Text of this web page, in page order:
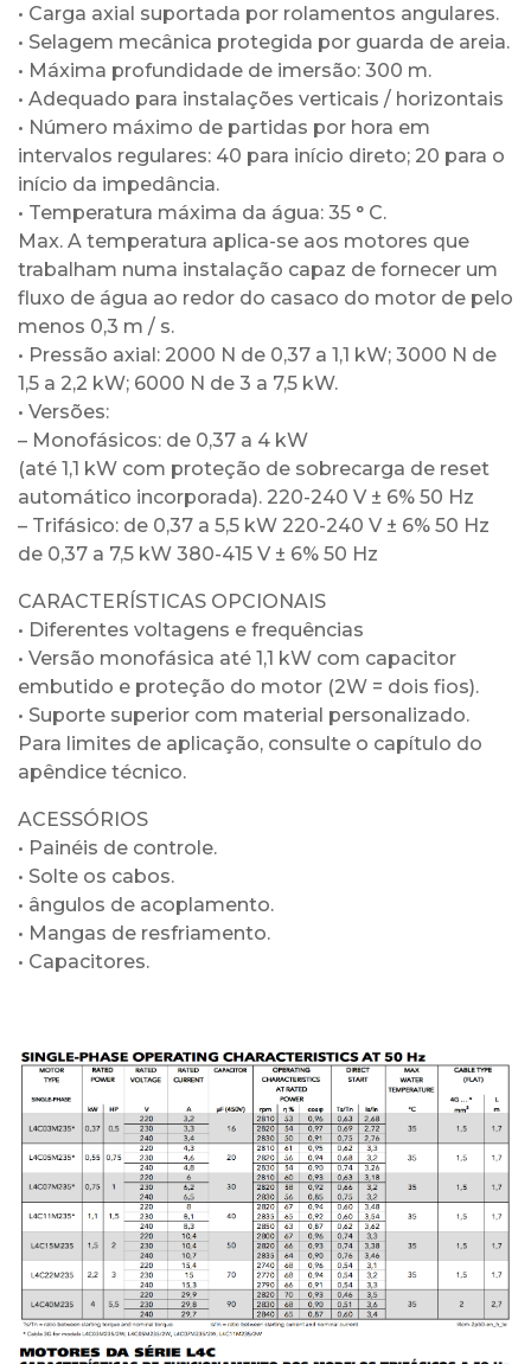
• Carga axial suportada por rolamentos angulares.
• Selagem mecânica protegida por guarda de areia.
• Máxima profundidade de imersão: 300 m.
• Adequado para instalações verticais / horizontais
• Número máximo de partidas por hora em
intervalos regulares: 40 para início direto; 20 para o
início da impedância.
• Temperatura máxima da água: 35 ° C.
Max. A temperatura aplica-se aos motores que
trabalham numa instalação capaz de fornecer um
fluxo de água ao redor do casaco do motor de pelo
menos 0,3 m / s.
• Pressão axial: 2000 N de 0,37 a 1,1 kW; 3000 N de
1,5 a 2,2 kW; 6000 N de 3 a 7,5 kW.
• Versões:
– Monofásicos: de 0,37 a 4 kW
(até 1,1 kW com proteção de sobrecarga de reset
automático incorporada). 220-240 V ± 6% 50 Hz
– Trifásico: de 0,37 a 5,5 kW 220-240 V ± 6% 50 Hz
de 0,37 a 7,5 kW 380-415 V ± 6% 50 Hz
CARACTERÍSTICAS OPCIONAIS
• Diferentes voltagens e frequências
• Versão monofásica até 1,1 kW com capacitor
embutido e proteção do motor (2W = dois fios).
• Suporte superior com material personalizado.
Para limites de aplicação, consulte o capítulo do
apêndice técnico.
ACESSÓRIOS
• Painéis de controle.
• Solte os cabos.
• ângulos de acoplamento.
• Mangas de resfriamento.
• Capacitores.